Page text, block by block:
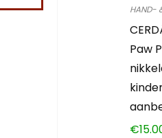
HAND-
Paw
€